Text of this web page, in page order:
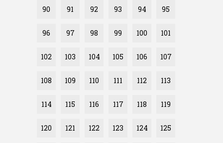
90 91 92 93 94 95
96 97 98 99 100 101
102 103 104 105 106 107
108 109 110 111 112 113
114 115 116 117 118 119
120 121 122 123 124 125